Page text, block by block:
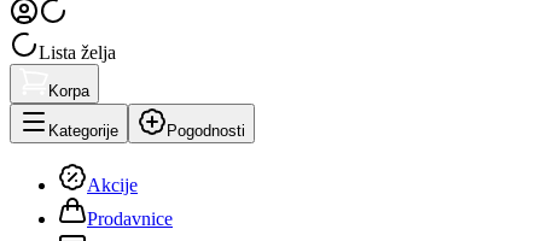
Lista želja
Korpa
Kategorije Pogodnosti
Akcije
Prodavnice